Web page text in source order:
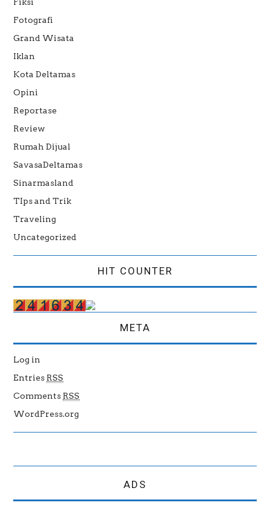
Fiksi
Fotografi
Grand Wisata
Iklan
Kota Deltamas
Opini
Reportase
Review
Rumah Dijual
SavasaDeltamas
Sinarmasland
TIps and Trik
Traveling
Uncategorized
HIT COUNTER
META
Log in
Entries RSS
Comments RSS
WordPress.org
ADS